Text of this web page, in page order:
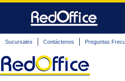
Sucursales Contáctenos Preguntas